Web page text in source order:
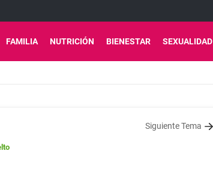
FAMILIA NUTRICIÓN BIENESTAR SEXUALIDAD
Siguiente Tema